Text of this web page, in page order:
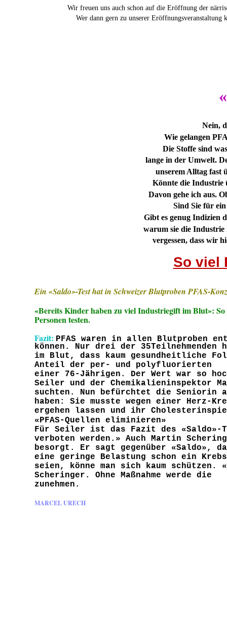
Nein,
Wie gelangen
Die Stoffe sind
lange in der Umwelt.
unserem Alltag fast
Könnte die Industrie
Davon gehe ich aus.
Sind Sie für
Gibt es genug Indizien
warum sie die
vergessen, dass wir
So viel
Ein «Saldo»-Test hat in Schweizer Blutproben PFAS-
«Bereits Kinder haben zu viel Industriegift im Blut»:
Personen testen.
Fazit: PFAS waren in allen Blutproben
können. Nur drei der 35Teilnehmenden
im Blut, dass kaum gesundheitliche
Anteil der per- und polyfluorierten
einer 76-Jährigen. Der Wert war so
Seiler und der Chemikalieninspektor
suchten. Nun befürchtet die Seniorin
haben: Sie musste wegen einer Herz-
ergehen lassen und ihr
«PFAS-Quellen eliminieren»
Für Seiler ist das Fazit des «Saldo»-
verboten werden.» Auch Martin
besorgt. Er sagt gegenüber «Saldo»,
eine geringe Belastung schon ein
seien, könne man sich kaum schützen.
Scheringer. Ohne Maßnahme werde die
zunehmen.
MARCEL URECH
Wir freuen uns auch schon auf die Eröffnung der
Wer dann gern zu unserer